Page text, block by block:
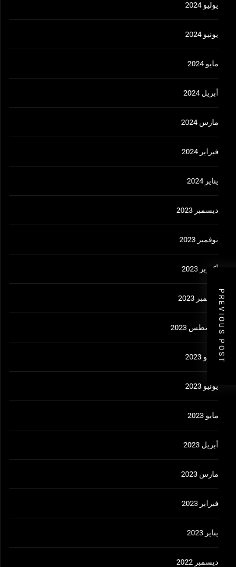
PREVIOUS POST
يوليو 2024
يونيو 2024
مايو 2024
أبريل 2024
مارس 2024
فبراير 2024
يناير 2024
ديسمبر 2023
نوفمبر 2023
أكتوبر 2023
سبتمبر 2023
أغسطس 2023
يوليو 2023
يونيو 2023
مايو 2023
أبريل 2023
مارس 2023
فبراير 2023
يناير 2023
ديسمبر 2022